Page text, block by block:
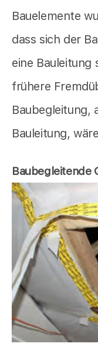
Bauelemente
dass sich der
eine
frühere
Baubegleitung,
Bauleitung,
Baubegleitende